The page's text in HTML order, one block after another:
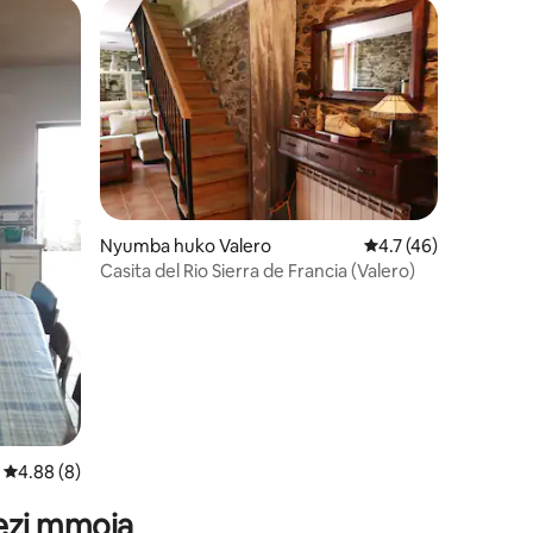
27
Ukadiriaji wa wastani wa 4.88 kati ya 5, tathmini 8
4.88 (8)
Nyumba huko Valero Ukadiriaji wa
4.7 (46)
Casita del Rio Sierra de Francia (Valero)